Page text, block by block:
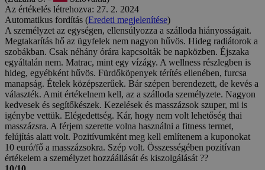
Az értékelés létrehozva: 27. 2. 2024
Automatikus fordítás (Eredeti megjelenítése)
A személyzet az egységen, ellensúlyozza a szálloda hiányosságait.
Megtakarítás hő az ügyfelek nem nagyon hűvös. Hideg radiátorok a
szobákban. Csak néhány órára kapcsolták be napközben. Éjszaka
egyáltalán nem. Matrac, mint egy vízágy. A wellness részlegben is
hideg, egyébként hűvös. Fürdőköpenyek térítés ellenében, furcsa
manapság. Ételek középszerűek. Bár szépen berendezett, de kevés a
választék. Amit értékelnem kell, az a szálloda személyzete. Nagyon
kedvesek és segítőkészek. Kezelések és masszázsok szuper, mi is
igénybe vettük. Elégedettség. Kár, hogy nem volt lehetőség thai
masszázsra. A férjem szerette volna használni a fitness termet,
felújítás alatt volt. Pozitívumként meg kell említenem a kuponokat
10 euró/fő a masszázsokra. Szép volt. Összességében pozitívan
értékelem a személyzet hozzáállását és kiszolgálását ??